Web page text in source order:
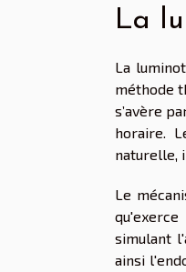
La
La
méthode
s’avère
horaire.
naturelle,
Le
simulant
ainsi